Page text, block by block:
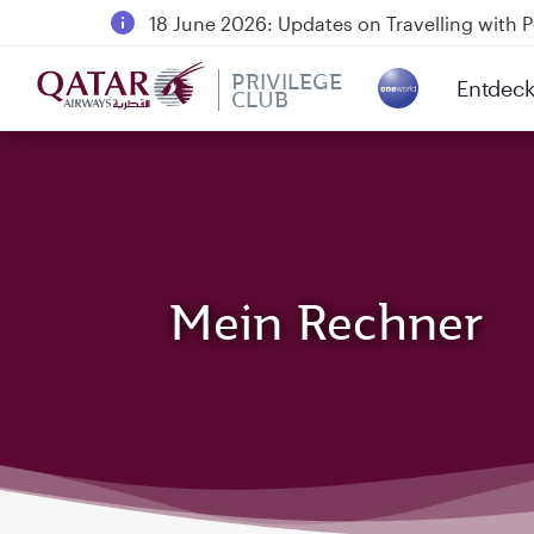
18 June 2026: Updates on Travelling with
6 August 2026: Qatar Airways flight
Qatar Airways Expands Global Network to
PRIVILEGE
CLUB (active)
Mein Rechner